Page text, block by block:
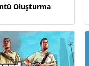
Oluşturma